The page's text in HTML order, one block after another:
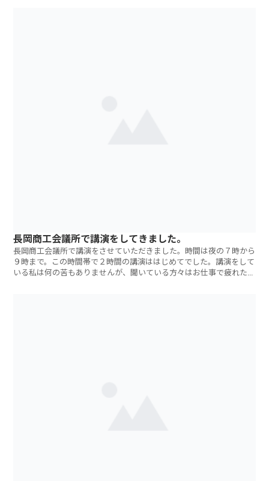
長岡商工会議所で講演をしてきました。
長岡商工会議所で講演をさせていただきました。時間は夜の７時から
９時まで。この時間帯で２時間の講演ははじめてでした。講演をして
いる私は何の苦もありませんが、聞いている方々はお仕事で疲れた後